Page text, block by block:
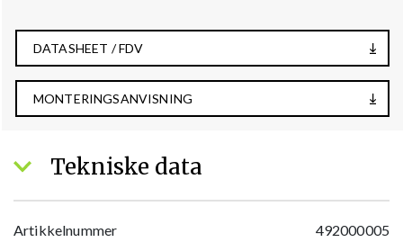
DATASHEET / FDV
MONTERINGSANVISNING
Tekniske data
Artikkelnummer 492000005